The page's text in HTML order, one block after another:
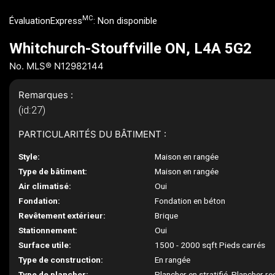
ÉvaluationExpress MC: Non disponible
Whitchurch-Stouffville ON, L4A 5G2
No. MLS® N12982144
Remarques :
(id:27)
PARTICULARITÉS DU BÂTIMENT :
Style:
Maison en rangée
Type de bâtiment:
Maison en rangée
Air climatisé:
Oui
Fondation:
Fondation en béton
Revêtement extérieur:
Brique
Stationnement:
Oui
Surface utile:
1500 - 2000 sqft Pieds carrés
Type de construction:
En rangée